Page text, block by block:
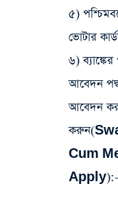
৫)
ভোটার
৬)
আবেদন
আবেদন
করুন(
Cum
Apply):-